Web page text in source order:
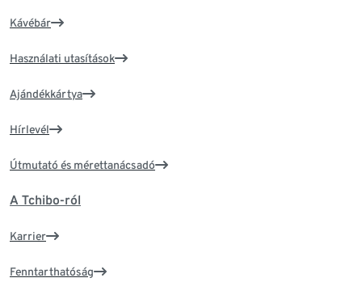
Kávébár
Használati utasítások
Ajándékkártya
Hírlevél
Útmutató és mérettanácsadó
A Tchibo-ról
Karrier
Fenntarthatóság